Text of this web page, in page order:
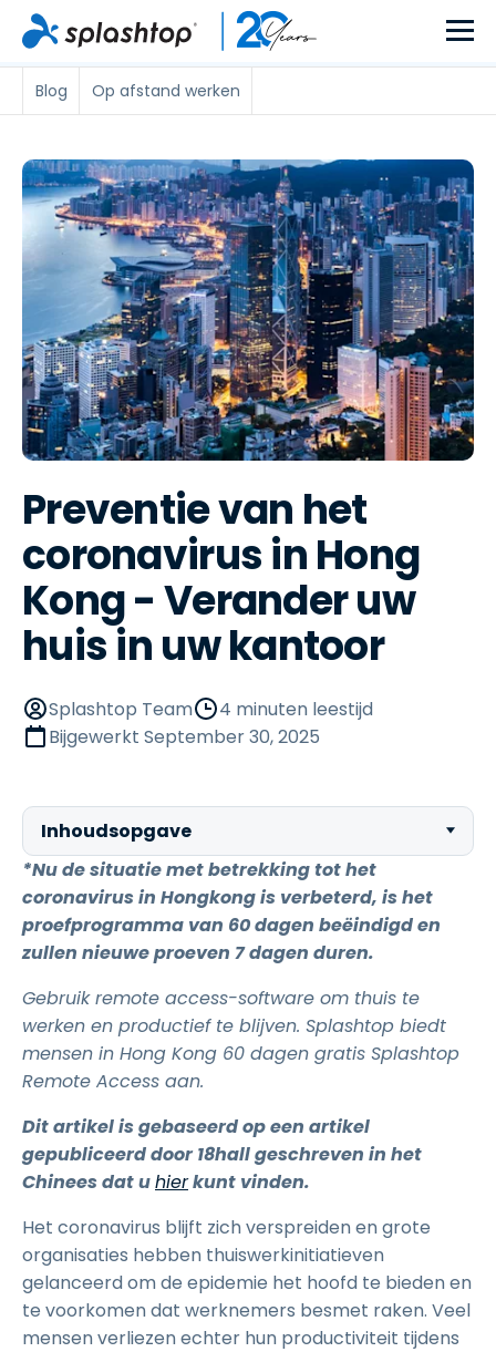
Blog Op afstand werken
Preventie van het
coronavirus in Hong
Kong - Verander uw
huis in uw kantoor
Splashtop Team
4 minuten leestijd
Bijgewerkt September 30, 2025
Inhoudsopgave
*Nu de situatie met betrekking tot het
coronavirus in Hongkong is verbeterd, is het
proefprogramma van 60 dagen beëindigd en
zullen nieuwe proeven 7dagen duren.
Gebruik remote access-software om thuis te
werken en productief te blijven. Splashtop biedt
mensen in Hong Kong 60 dagen gratis Splashtop
Remote Access aan.
Dit artikel is gebaseerd op een artikel
gepubliceerd door 18hall geschreven in het
Chinees dat uhierkunt vinden.
Het coronavirus blijft zich verspreiden en grote
organisaties hebben thuiswerkinitiatieven
gelanceerd om de epidemie het hoofd te bieden en
te voorkomen dat werknemers besmet raken. Veel
mensen verliezen echter hun productiviteit tijdens